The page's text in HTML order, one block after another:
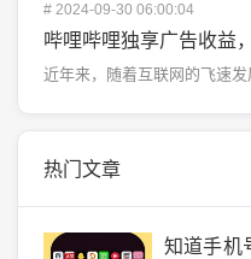
# 2024-09-30 06:00:04
哔哩哔哩独享广告收益
热门文章
知道手机